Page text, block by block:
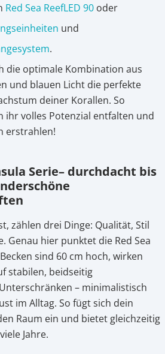
Red Sea ReefLED 90 oder
und
.
die optimale Kombination aus
und blauen Licht die perfekte
deiner Korallen. So
ihr volles Potenzial entfalten und
erstrahlen!
Serie– durchdacht bis
zählen drei Dinge: Qualität, Stil
Genau hier punktet die Red Sea
sind 60 cm hoch, wirken
stabilen, beidseitig
– minimalistisch
im Alltag. So fügt sich dein
Raum ein und bietet gleichzeitig
Jahre.